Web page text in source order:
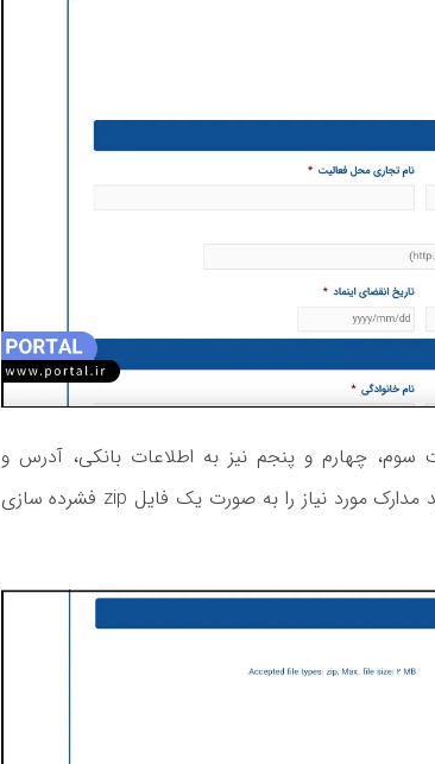
چهارم و پنجم نیز به اطلاعات بانکی، آدرس و
مشخصات تماس متقاضی مربوط می‌شود. در آخر باید مدارک مورد نیاز را به صورت یک فایل zip فشرده سازی